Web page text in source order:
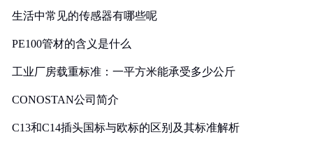
生活中常见的传感器有哪些呢
PE100管材的含义是什么
工业厂房载重标准：一平方米能承受多少公斤
CONOSTAN公司简介
C13和C14插头国标与欧标的区别及其标准解析